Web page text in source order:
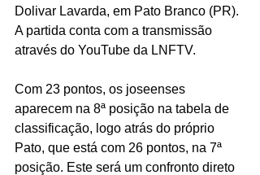
Dolivar Lavarda, em Pato Branco (PR).
A partida conta com a transmissão
através do YouTube da LNFTV.
Com 23 pontos, os joseenses
aparecem na 8ª posição na tabela de
classificação, logo atrás do próprio
Pato, que está com 26 pontos, na 7ª
posição. Este será um confronto direto